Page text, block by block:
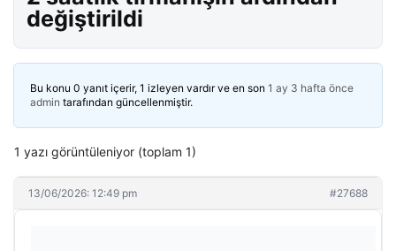
değiştirildi
Bu konu 0 yanıt içerir, 1 izleyen vardır ve en son 1 ay 3 hafta önce
admin tarafından güncellenmiştir.
1 yazı görüntüleniyor (toplam 1)
13/06/2026: 12:49 pm #27688